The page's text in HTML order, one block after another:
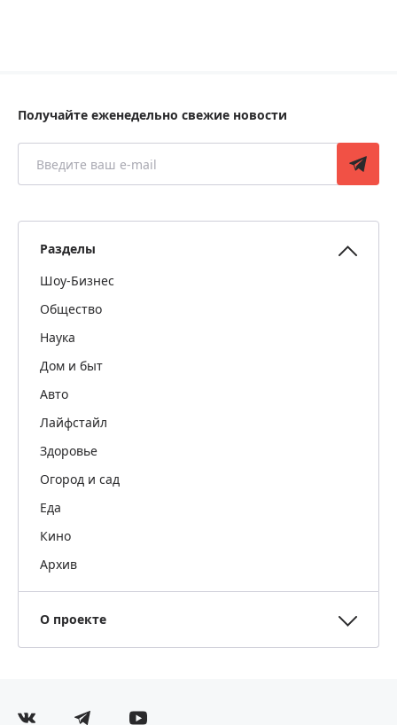
Получайте еженедельно свежие новости
Разделы
Шоу-Бизнес
Общество
Наука
Дом и быт
Авто
Лайфстайл
Здоровье
Огород и сад
Еда
Кино
Архив
О проекте